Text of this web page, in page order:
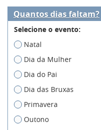
Quantos dias faltam?
Selecione o evento:
Natal
Dia da Mulher
Dia do Pai
Dia das Bruxas
Primavera
Outono